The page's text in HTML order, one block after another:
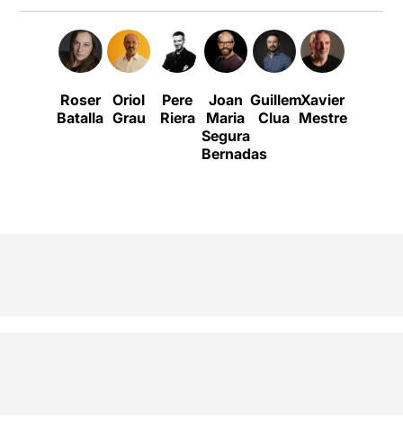
Roser
Batalla
Oriol
Grau
Pere
Riera
Joan
Maria
Segura
Bernadas
Guillem
Clua
Xavier
MestresSamper